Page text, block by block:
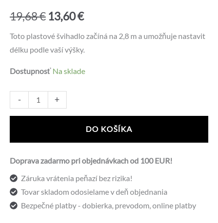
19,68€ Pôvodná
cena
bola:
19,68 €.
13,60€Aktuálna
cena
13,60 €.
Toto plastové švihadlo začíná na 2,8 m a umožňuje nastavit
délku podle vaší výšky.
Dostupnosť Na sklade
-
množstvo
Everlast
Rope
+
DO KOŠÍKA
Doprava zadarmo pri objednávkach od 100 EUR!
Záruka vrátenia peňazí bez rizika!
Tovar skladom odosielame v deň objednania
Bezpečné platby - dobierka, prevodom, online platby